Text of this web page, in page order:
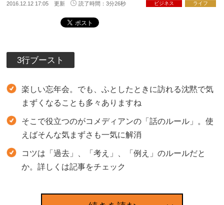
2016.12.12 17:05 更新 読了時間：3分26秒 ビジネス ライフ
3行ブースト
楽しい忘年会。でも、ふとしたときに訪れる沈黙で気
まずくなることも多々ありますね
そこで役立つのがコメディアンの「話のルール」。使
えばそんな気まずさも一気に解消
コツは「過去」、「考え」、「例え」のルールだと
か。詳しくは記事をチェック